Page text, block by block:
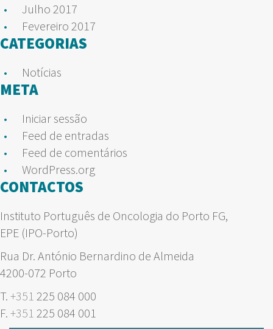
Julho 2017
Fevereiro 2017
CATEGORIAS
Notícias
META
Iniciar sessão
Feed de entradas
Feed de comentários
WordPress.org
CONTACTOS
Instituto Português de Oncologia do Porto FG,
EPE (IPO-Porto)
Rua Dr. António Bernardino de Almeida
4200-072 Porto
T. +351 225 084 000
F. +351 225 084 001